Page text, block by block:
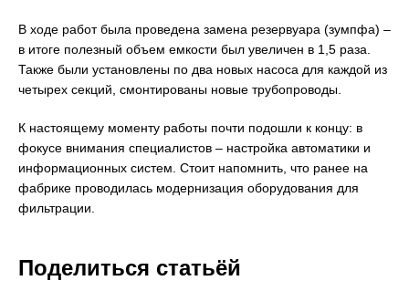
В ходе работ была проведена замена резервуара (зумпфа) –
в итоге полезный объем емкости был увеличен в 1,5 раза.
Также были установлены по два новых насоса для каждой из
четырех секций, смонтированы новые трубопроводы.
К настоящему моменту работы почти подошли к концу: в
фокусе внимания специалистов – настройка автоматики и
информационных систем. Стоит напомнить, что ранее на
фабрике проводилась модернизация оборудования для
фильтрации.
Поделиться статьёй